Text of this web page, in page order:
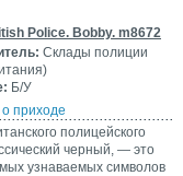
Police. Bobby. m8672
Склады полиции
Б/У
приходе
полицейского
черный, — это
узнаваемых символов